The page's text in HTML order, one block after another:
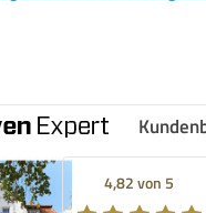
4,82 von 5